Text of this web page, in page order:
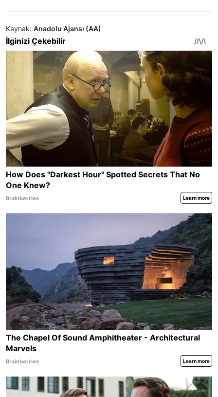
Kaynak: Anadolu Ajansı (AA)